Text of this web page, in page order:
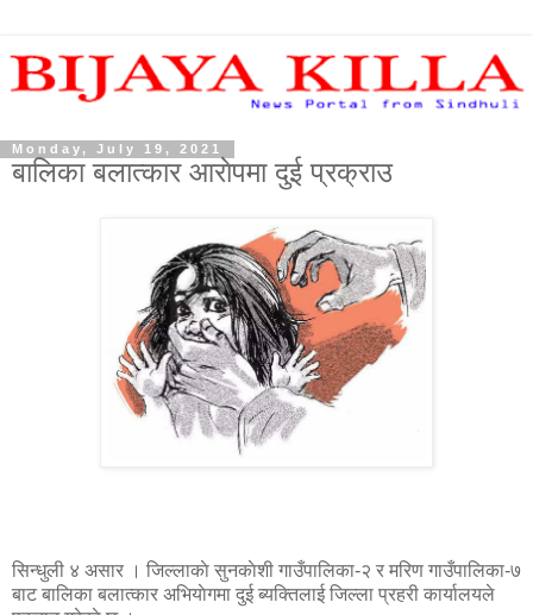
Monday, July 19, 2021
बालिका बलात्कार आराेपमा दुई प्रक्राउ
सिन्धुली ४ असार । जिल्लाकाे सुनकाेशी गाउँपालिका-२ र मरिण गाउँपालिका-७
बाट बालिका बलात्कार अभियाेगमा दुई ब्यक्तिलाई जिल्ला प्रहरी कार्यालयले